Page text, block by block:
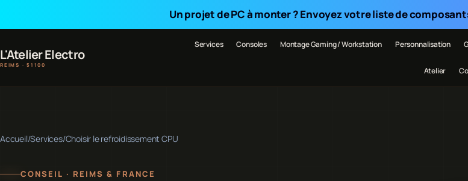
Un projet de PC à monter ? Envoyez votre liste de
L'Atelier Electro
REIMS · 51100
Services Consoles Montage Gaming / Workstation Personnalisation
Atelier
Accueil/Services/Choisir le refroidissement CPU
CONSEIL · REIMS & FRANCE